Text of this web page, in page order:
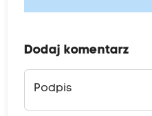
Dodaj komentarz
Podpis